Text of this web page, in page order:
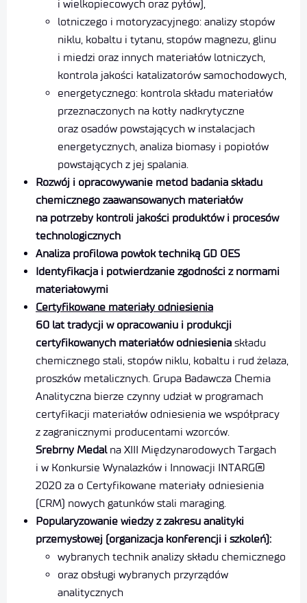
i wielkopiecowych oraz pyłów),
lotniczego i motoryzacyjnego: analizy stopów
niklu, kobaltu i tytanu, stopów magnezu, glinu
i miedzi oraz innych materiałów lotniczych,
kontrola jakości katalizatorów samochodowych,
energetycznego: kontrola składu materiałów
przeznaczonych na kotły nadkrytyczne
oraz osadów powstających w instalacjach
energetycznych, analiza biomasy i popiołów
powstających z jej spalania.
Rozwój i opracowywanie metod badania składu
chemicznego zaawansowanych materiałów
na potrzeby kontroli jakości produktów i procesów
technologicznych
Analiza profilowa powłok techniką GD OES
Identyfikacja i potwierdzanie zgodności z normami
materiałowymi
Certyfikowane materiały odniesienia
60 lat tradycji w opracowaniu i produkcji
certyfikowanych materiałów odniesienia składu
chemicznego stali, stopów niklu, kobaltu i rud żelaza,
proszków metalicznych. Grupa Badawcza Chemia
Analityczna bierze czynny udział w programach
certyfikacji materiałów odniesienia we współpracy
z zagranicznymi producentami wzorców.
Srebrny Medalna XIII Międzynarodowych Targach
i w Konkursie Wynalazków i Innowacji INTARG®
2020 za o Certyfikowane materiały odniesienia
(CRM) nowych gatunków stali maraging.
Popularyzowanie wiedzy z zakresu analityki
przemysłowej (organizacja konferencji i szkoleń):
wybranych technik analizy składu chemicznego
oraz obsługi wybranych przyrządów
analitycznych